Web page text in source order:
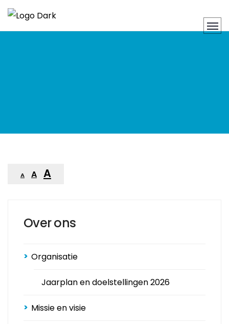
A A A
Over ons
Organisatie
Jaarplan en doelstellingen 2026
Missie en visie